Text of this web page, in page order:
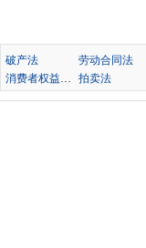
破产法 劳动合同法
消费者权益保护法
拍卖法